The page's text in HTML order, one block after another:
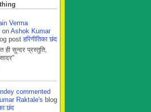
Verma
on Ashok Kumar
postहरिगीतिका छंद
ही सुन्दर प्रस्तुति,
commented
Raktale's blog
छंद